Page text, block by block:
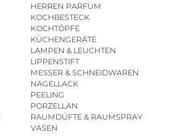
HERREN PARFUM
KOCHBESTECK
KOCHTÖPFE
KÜCHENGERÄTE
LAMPEN & LEUCHTEN
LIPPENSTIFT
MESSER & SCHNEIDWAREN
NAGELLACK
PEELING
PORZELLAN
RAUMDÜFTE & RAUMSPRAY
VASEN